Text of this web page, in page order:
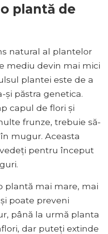
plantă de
natural al plantelor
mediu devin mai mici
plantei este de a
și păstra genetica.
capul de flori și
frunze, trebuie să-
mugur. Aceasta
pentru început
plantă mai mare, mai
poate preveni
până la urmă planta
dar puteți extinde